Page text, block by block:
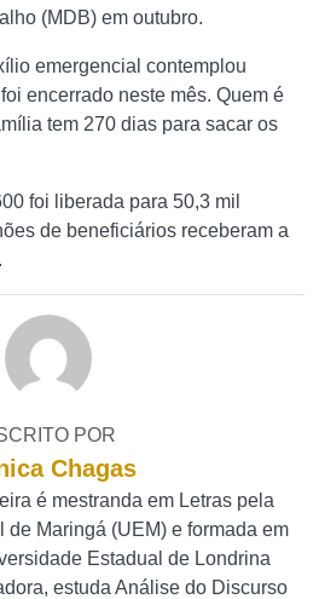
(MDB) em outubro.
emergencial contemplou
encerrado neste mês. Quem é
tem 270 dias para sacar os
foi liberada para 50,3 mil
de beneficiários receberam a
POR
Chagas
é mestranda em Letras pela
Maringá (UEM) e formada em
Estadual de Londrina
estuda Análise do Discurso